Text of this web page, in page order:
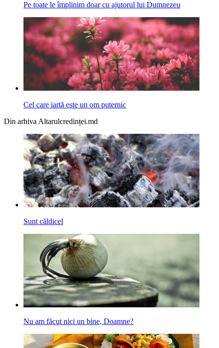
Pe toate le împlinim doar cu ajutorul lui Dumnezeu
Cel care iartă este un om puternic
Din arhiva Altarulcredinței.md
Sunt căldicel
Nu am făcut nici un bine, Doamne?